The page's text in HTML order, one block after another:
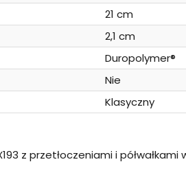
21 cm
2,1 cm
Duropolymer®
Nie
Klasyczny
z przetłoczeniami i